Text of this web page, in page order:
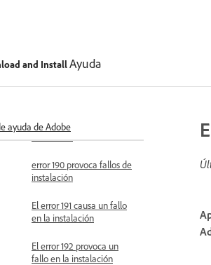
and InstallAyuda
ayuda de Adobe
error 189 causa fallos de
error 190 provoca fallos de
instalación
El error 191 causa un fallo
en la instalación
El error 192 provoca un
fallo en la instalación